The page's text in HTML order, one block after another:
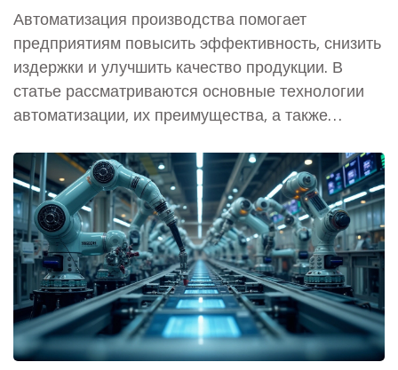
Автоматизация производства помогает
предприятиям повысить эффективность, снизить
издержки и улучшить качество продукции. В
статье рассматриваются основные технологии
автоматизации, их преимущества, а также
Узнайте больше о роботизированных системах,
программируемых логических контроллерах и
способах интеграции IoT в производственный
процесс.